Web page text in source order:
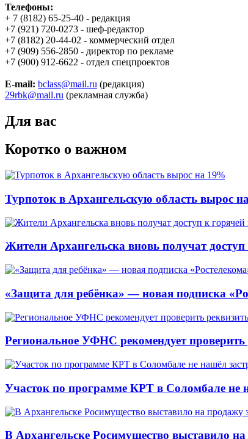
Телефоны:
+ 7 (8182) 65-25-40 - редакция
+7 (921) 720-0273 - шеф-редактор
+7 (8182) 20-44-02 - коммерческий отдел
+7 (909) 556-2850 - директор по рекламе
+7 (900) 912-6622 - отдел спецпроектов
E-mail: bclass@mail.ru (редакция)
29rbk@mail.ru (рекламная служба)
Для вас
Коротко о важном
Турпоток в Архангельскую область вырос
Жители Архангельска вновь получат доступ
«Защита для ребёнка» — новая подписка
Региональное УФНС рекомендует
Участок по программе КРТ в Соломбале не
В Архангельске Росимущество выставило